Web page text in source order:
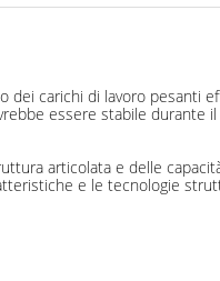
carichi di lavoro pesanti
essere stabile durante
articolata e delle
e le tecnologie